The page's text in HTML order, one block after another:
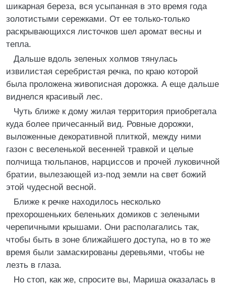
шикарная береза, вся усыпанная в это время года
золотистыми сережками. От ее только-только
раскрывающихся листочков шел аромат весны и
тепла.
Дальше вдоль зеленых холмов тянулась
извилистая серебристая речка, по краю которой
была проложена живописная дорожка. А еще дальше
виднелся красивый лес.
Чуть ближе к дому жилая территория приобретала
куда более причесанный вид. Ровные дорожки,
выложенные декоративной плиткой, между ними
газон с веселенькой весенней травкой и целые
полчища тюльпанов, нарциссов и прочей луковичной
братии, вылезающей из-под земли на свет божий
этой чудесной весной.
Ближе к речке находилось несколько
прехорошеньких беленьких домиков с зелеными
черепичными крышами. Они располагались так,
чтобы быть в зоне ближайшего доступа, но в то же
время были замаскированы деревьями, чтобы не
лезть в глаза.
Но стоп, как же, спросите вы, Мариша оказалась в